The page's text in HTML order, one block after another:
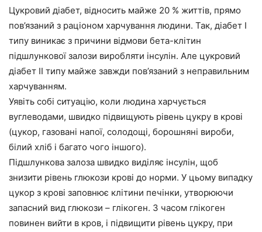
Цукровий діабет, відносить майже 20 % життів, прямо
пов’язаний з раціоном харчування людини. Так, діабет I
типу виникає з причини відмови бета-клітин
підшлункової залози виробляти інсулін. Але цукровий
діабет II типу майже завжди пов’язаний з неправильним
харчуванням.
Уявіть собі ситуацію, коли людина харчується
вуглеводами, швидко підвищують рівень цукру в крові
(цукор, газовані напої, солодощі, борошняні вироби,
білий хліб і багато чого іншого).
Підшлункова залоза швидко виділяє інсулін, щоб
знизити рівень глюкози крові до норми. У цьому випадку
цукор з крові заповнює клітини печінки, утворюючи
запасний вид глюкози – глікоген. З часом глікоген
повинен вийти в кров, і підвищити рівень цукру, при